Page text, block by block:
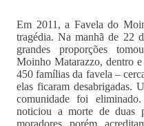
Em 2011, a Favela do
tragédia. Na manhã de 22
grandes proporções
Moinho Matarazzo, dentro
450 famílias da favela –
elas ficaram desabrigadas.
comunidade foi
noticiou a morte de duas
moradores, porém,